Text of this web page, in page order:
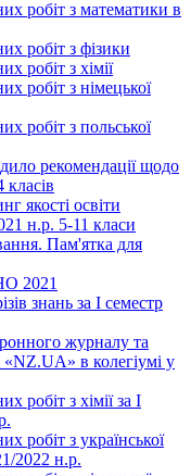
робіт з математики в
робіт з фізики
робіт з хімії
робіт з німецької
робіт з польської
рекомендації щодо
якості освіти
н.р. 5-11 класи
Пам'ятка для
2021
знань за І семестр
журналу та
в колегіумі у
робіт з хімії за І
робіт з української
2022 н.р.